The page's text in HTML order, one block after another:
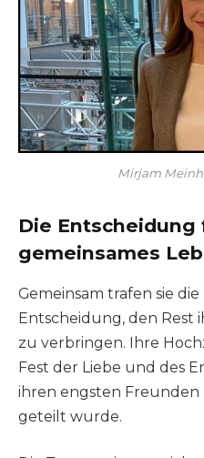
Mirjam
Die Entscheidung
gemeinsames
Gemeinsam trafen sie
Entscheidung, den Rest
zu verbringen. Ihre
Fest der Liebe und des
ihren engsten
geteilt wurde.